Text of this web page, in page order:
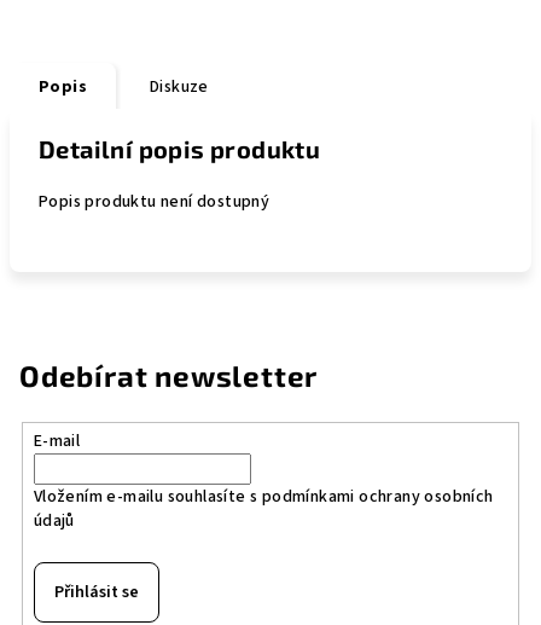
Popis Diskuze
Detailní popis produktu
Popis produktu není dostupný
Odebírat newsletter
E-mail
Vložením e-mailu souhlasíte s podmínkami ochrany osobních
údajů
Přihlásit se